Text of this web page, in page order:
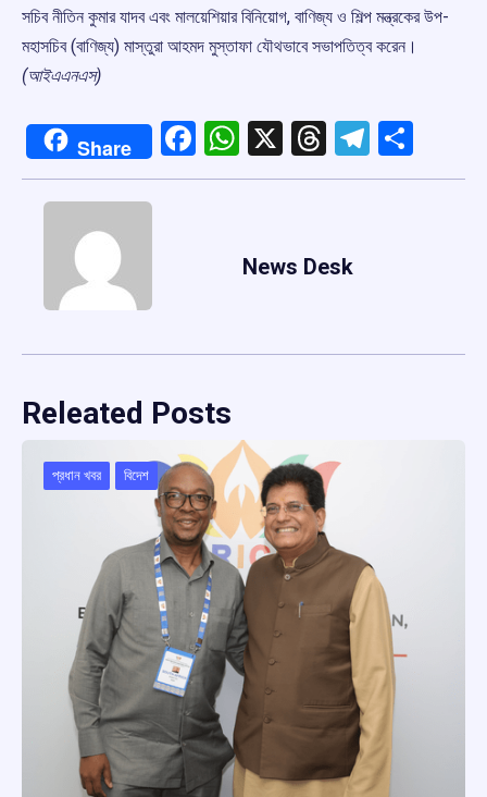
সচিব নীতিন কুমার যাদব এবং মালয়েশিয়ার বিনিয়োগ, বাণিজ্য ও শিল্প মন্ত্রকের উপ-
মহাসচিব (বাণিজ্য) মাস্তুরা আহমদ মুস্তাফা যৌথভাবে সভাপতিত্ব করেন।
(আইএএনএস)
Share Facebook
WhatsApp
X Threads
News Desk
Releated Posts
প্রধান খবর বিদেশ